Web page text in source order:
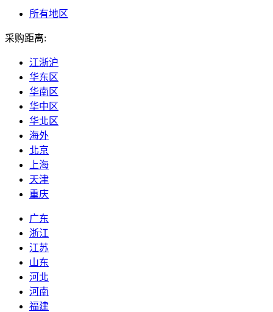
所有地区
采购距离:
江浙沪
华东区
华南区
华中区
华北区
海外
北京
上海
天津
重庆
广东
浙江
江苏
山东
河北
河南
福建